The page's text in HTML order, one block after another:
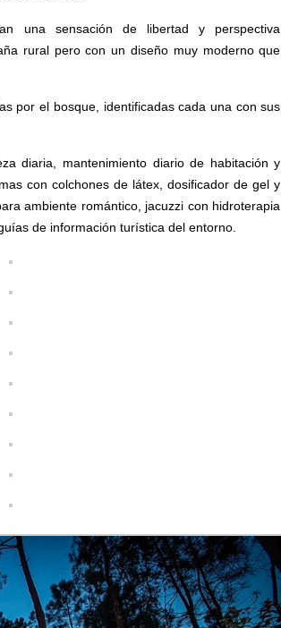
una sensación de libertad y perspectiva
rural pero con un diseño muy moderno que
por el bosque, identificadas cada una con sus
diaria, mantenimiento diario de habitación y
con colchones de látex, dosificador de gel y
ambiente romántico, jacuzzi con hidroterapia
de información turística del entorno.